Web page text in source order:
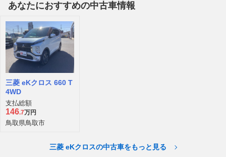
あなたにおすすめの中古車情報
三菱 eKクロス 660 T
4WD
支払総額
146.7万円
鳥取県鳥取市
三菱 eKクロスの中古車をもっと見る